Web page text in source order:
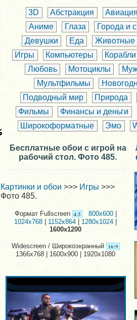
3D Абстракция
Аниме
Глаза
Города и
Девушки
Еда
Животные
Игры
Компьютеры
Корабли
Любовь
Мотоциклы
Мультфильмы
Подводный мир
Природа
Фильмы
Финансы и деньги
Широкоформатные
Эмо
Бесплатные обои с игрой на
рабочий стол. Фото 485.
Картинки и обои >>> Игры>>>
Фото 485.
Формат Fullscreen 800x600
1024x768
1152x864|1280x1024
1600x1200
Widescreen / Широкоэкранный
1366x768 | 1600x900 | 1920x1080